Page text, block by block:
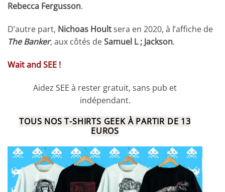
Rebecca Fergusson.
D’autre part, Nichoas Houltsera en 2020, à l’affiche de
The Banker, aux côtés deSamuel L ; Jackson.
Wait and SEE !
Aidez SEE à rester gratuit, sans pub et
indépendant.
TOUS NOS T-SHIRTS GEEK À PARTIR DE 13
EUROS